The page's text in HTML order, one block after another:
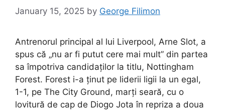
January 15, 2025 by George Filimon
Antrenorul principal al lui Liverpool, Arne Slot, a
spus că „nu ar fi putut cere mai mult” din partea
sa împotriva candidaților la titlu, Nottingham
Forest. Forest i-a ținut pe liderii ligii la un egal,
1-1, pe The City Ground, marți seară, cu o
lovitură de cap de Diogo Jota în repriza a doua